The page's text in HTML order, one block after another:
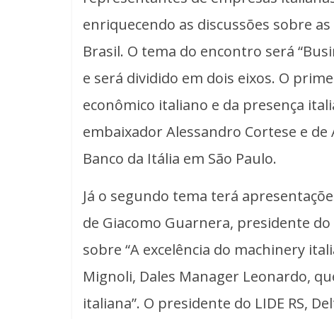
enriquecendo as discussões sobre
Brasil. O tema do encontro será
e será dividido em dois eixos. O
econômico italiano e da presença
embaixador Alessandro Cortese e
Banco da Itália em São Paulo.
Já o segundo tema terá
de Giacomo Guarnera, presidente do
sobre “A excelência do machinery
Mignoli, Dales Manager Leonardo,
italiana”. O presidente do LIDE RS,